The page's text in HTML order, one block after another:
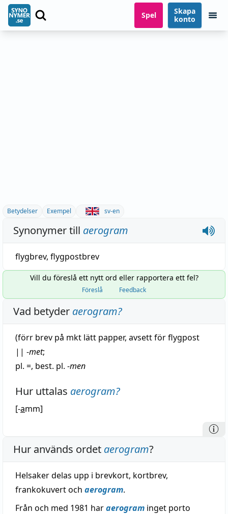
Spel
Skapa
konto
Betydelser Exempel sv-en
Synonymer till aerogram
flygbrev, flygpostbrev
Vill du föreslå ett nytt ord eller rapportera ett fel?
Föreslå Feedback
Vad betyder aerogram?
(förr brev på mkt lätt papper, avsett förflygpost
|| -met;
pl. =, best. pl. -men
Hur uttalas aerogram?
[-amm]
Hur används ordet aerogram?
Helsaker delas upp i brevkort, kortbrev,
frankokuvert och aerogram.
Från och med 1981 haraerogram inget porto